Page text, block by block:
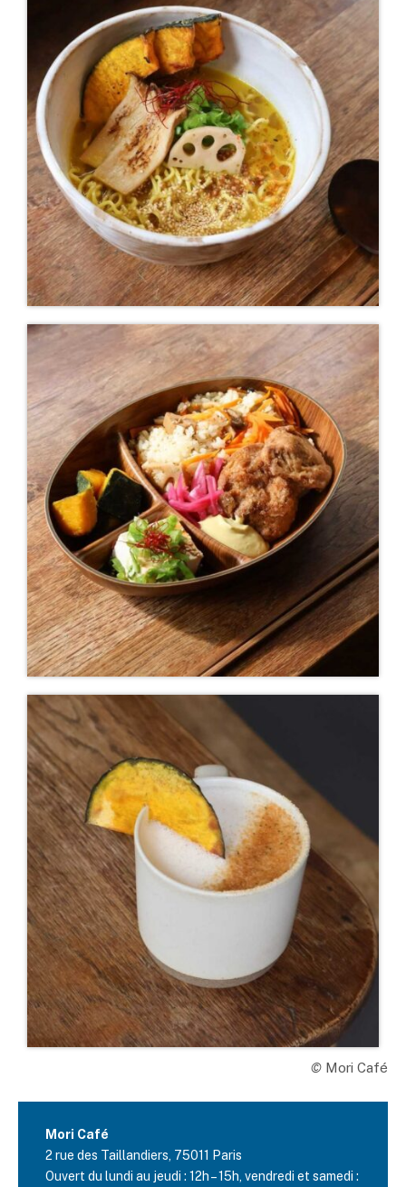
© Mori Café
Mori Café
2 rue des Taillandiers, 75011 Paris
Ouvert du lundi au jeudi : 12h – 15h, vendredi et samedi :